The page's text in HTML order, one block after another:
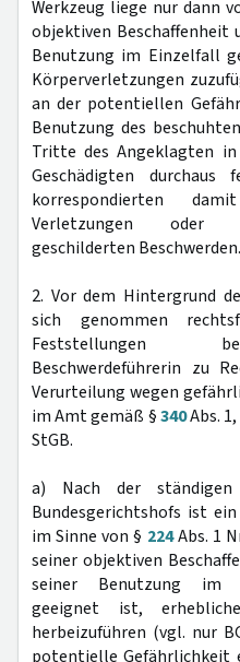
Werkzeug liege nur dann
objektiven Beschaffenheit
Benutzung im Einzelfall
Körperverletzungen
an der potentiellen
Benutzung des
Tritte des Angeklagten in
Geschädigten durchaus
korrespondierten
Verletzungen oder
geschilderten Beschwerden.
2. Vor dem Hintergrund
sich genommen
Feststellungen
Beschwerdeführerin zu
Verurteilung wegen
im Amt gemäß §340Abs. 1,
StGB.
a) Nach der ständigen
Bundesgerichtshofs ist
im Sinne von § 224Abs. 1
seiner objektiven
seiner Benutzung im
geeignet ist,
herbeizuführen (vgl. nur
potentielle Gefährlichkeit